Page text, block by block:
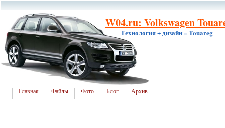
W04.ru: Volkswagen
Технология + дизайн = Touareg
Главная Файлы Фото Блог Архив